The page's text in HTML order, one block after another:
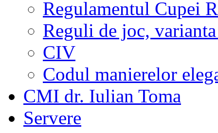
Regulamentul Cupei
Reguli de joc,
CIV
Codul manierelor
CMI dr. Iulian Toma
Servere